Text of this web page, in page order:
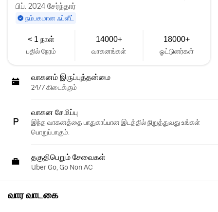
பிப். 2024 சேர்ந்தார்
நம்பகமான ஃப்ளீட்
< 1 நாள்
பதில் நேரம்
14000+
வாகனங்கள்
18000+
ஓட்டுனர்கள்
வாகனம் இருப்புத்தன்மை
24/7 கிடைக்கும்
வாகன சேமிப்பு
இந்த வாகனத்தை பாதுகாப்பான இடத்தில் நிறுத்துவது உங்கள்
பொறுப்பாகும்.
தகுதிபெறும் சேவைகள்
Uber Go, Go Non AC
வார வாடகை